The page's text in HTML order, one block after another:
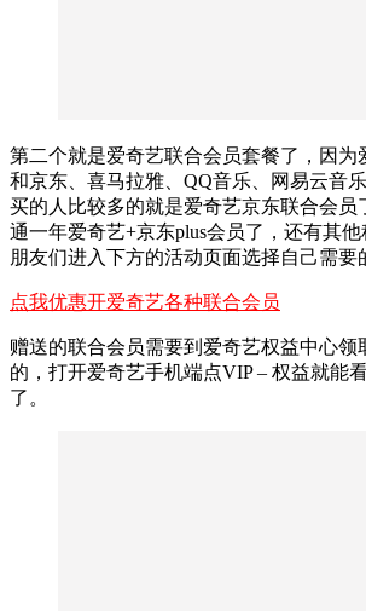
第二个就是爱奇艺联合会员套餐了，因为
和京东、喜马拉雅、QQ音乐、网易云音
买的人比较多的就是爱奇艺京东联合会员
通一年爱奇艺+京东plus会员了，还有其他
朋友们进入下方的活动页面选择自己需要
点我优惠开爱奇艺各种联合会员
赠送的联合会员需要到爱奇艺权益中心领
的，打开爱奇艺手机端点VIP – 权益就能
了。